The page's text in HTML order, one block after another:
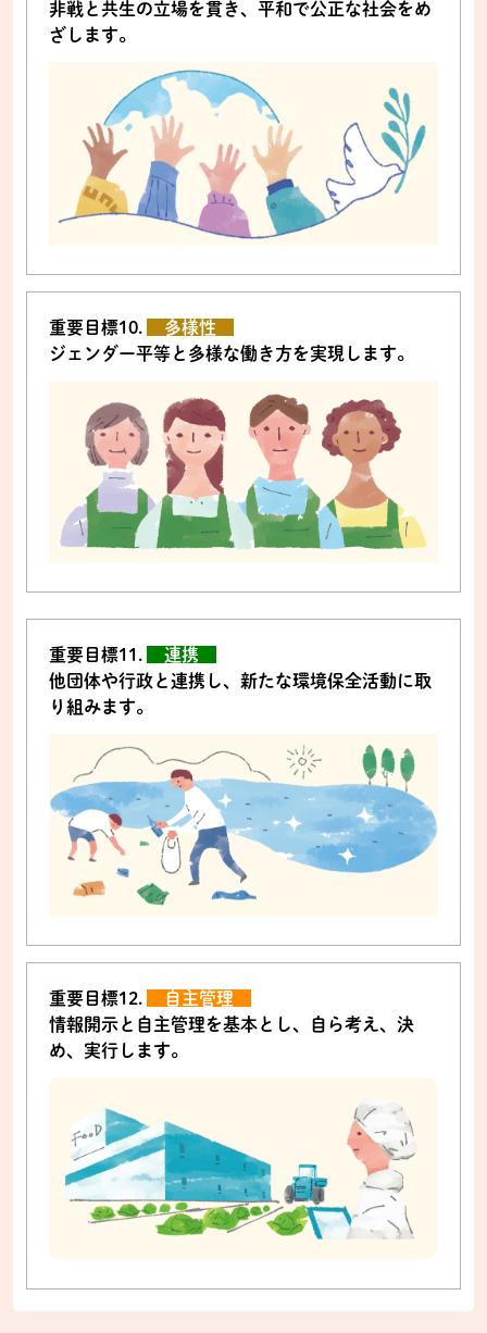
非戦と共生の立場を貫き、平和で公正な社会をめ
ざします。
重要目標10.
多様性
ジェンダー平等と多様な働き方を実現します。
重要目標11.
連携
他団体や行政と連携し、新たな環境保全活動に取
り組みます。
重要目標12.
自主管理
情報開示と自主管理を基本とし、自ら考え、決
め、実行します。